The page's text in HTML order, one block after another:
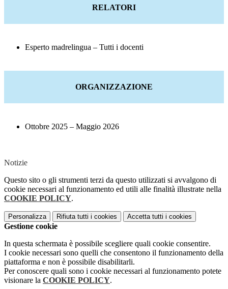
RELATORI
Esperto madrelingua – Tutti i docenti
ORGANIZZAZIONE
Ottobre 2025 – Maggio 2026
Notizie
Questo sito o gli strumenti terzi da questo utilizzati si avvalgono di
cookie necessari al funzionamento ed utili alle finalità illustrate nella
COOKIE POLICY.
Personalizza Rifiuta tutti i cookies Accetta tutti i cookies
Gestione cookie
In questa schermata è possibile scegliere quali cookie consentire.
I cookie necessari sono quelli che consentono il funzionamento della
piattaforma e non è possibile disabilitarli.
Per conoscere quali sono i cookie necessari al funzionamento potete
visionare la COOKIE POLICY.